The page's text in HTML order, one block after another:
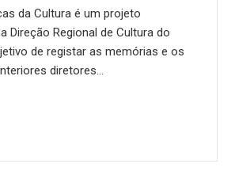
da Cultura é um projeto
Direção Regional de Cultura do
de registar as memórias e os
diretores…